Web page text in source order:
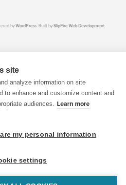
byWordPress. Built bySlipFire Web Development
site
analyze information on site
to enhance and customize content and
audiences. Learn more
my personal information
settings